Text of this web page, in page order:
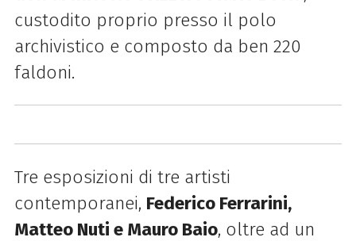
custodito proprio presso il polo
archivistico e composto da ben 220
faldoni.
Tre esposizioni di tre artisti
contemporanei, Federico Ferrarini,
Matteo Nuti e Mauro Baio, oltre ad un